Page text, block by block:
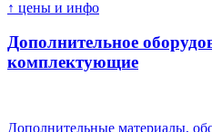
↑ цены и инфо
Дополнительное
комплектующие
Дополнительные материалы,